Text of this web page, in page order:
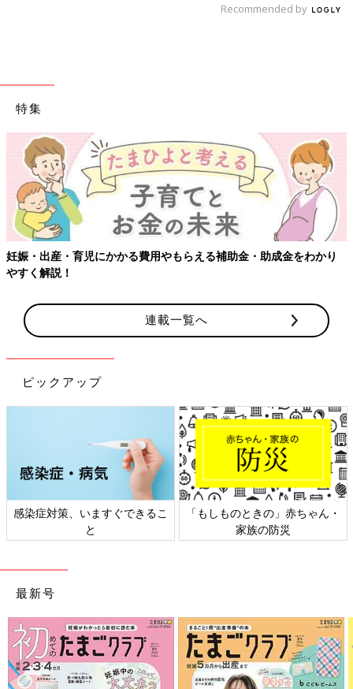
Recommended by
特集
妊娠・出産・育児にかかる費用やもらえる補助金・助成金をわかり
やすく解説！
連載一覧へ
ピックアップ
感染症対策、いますぐできるこ
と
「もしものときの」赤ちゃん・
家族の防災
最新号